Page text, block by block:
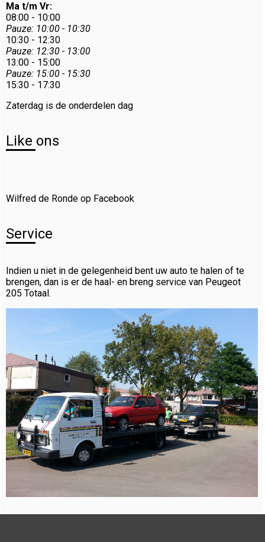
Ma t/m Vr:
08:00 - 10:00
Pauze: 10:00 - 10:30
10:30 - 12:30
Pauze: 12:30 - 13:00
13:00 - 15:00
Pauze: 15:00 - 15:30
15:30 - 17:30
Zaterdag is de onderdelen dag
Like ons
Wilfred de Ronde op Facebook
Service
Indien u niet in de gelegenheid bent uw auto te halen of te
brengen, dan is er de haal- en breng service van Peugeot
205 Totaal.